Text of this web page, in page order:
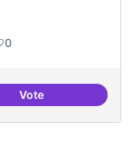
0
VoteRedefinició Casal